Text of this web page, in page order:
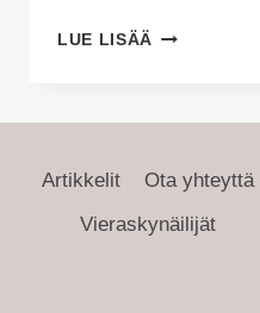
LUE LISÄÄ
Artikkelit
Ota yhteyttä
Vieraskynäilijät